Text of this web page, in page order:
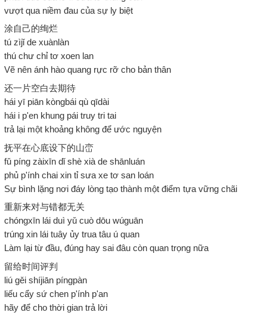
vượt qua niềm đau của sự ly biệt
涂自己的绚烂
tú zìjǐ de xuànlàn
thú chư chỉ tơ xoen lan
Vẽ nên ánh hào quang rực rỡ cho bản thân
还一片空白去期待
hái yī piān kòngbái qù qīdài
hái i p'en khung pái truy tri tai
trả lại một khoảng không để ước nguyện
抚平在心底设下的山峦
fǔ píng zàixīn dǐ shè xià de shānluán
phủ p'ính chai xin tỉ sưa xe tơ san loán
Sự bình lặng nơi đáy lòng tạo thành một điểm tựa vững chãi
重新来对与错都无关
chóngxīn lái duì yǔ cuò dōu wúguān
trúng xin lái tuây ủy trua tâu ú quan
Làm lại từ đầu, đúng hay sai đâu còn quan trọng nữa
留给时间评判
liú gěi shíjiān píngpàn
liếu cẩy sứ chen p'ính p'an
hãy để cho thời gian trả lời